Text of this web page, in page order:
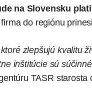
na Slovensku
do regiónu
zlepšujú kvalitu
inštitúcie sú
TASR